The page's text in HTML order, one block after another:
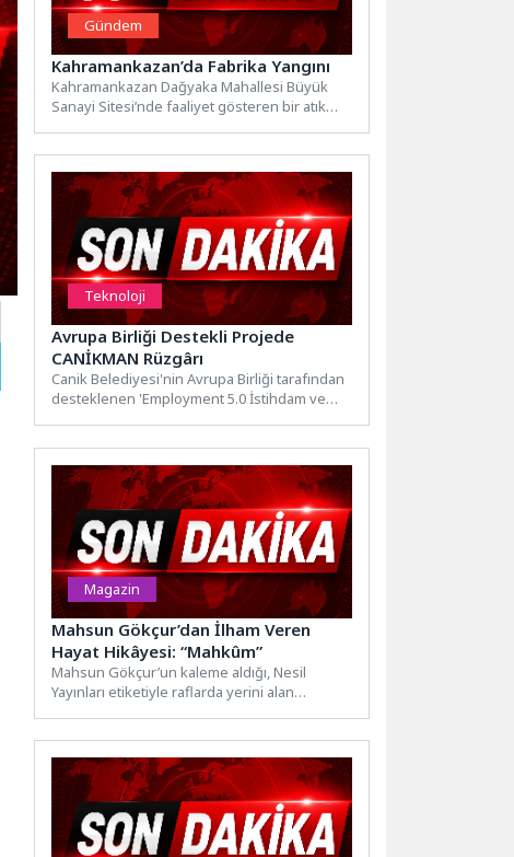
Gündem
Kahramankazan’da Fabrika Yangını
Kahramankazan Dağyaka Mahallesi Büyük
Sanayi Sitesi’nde faaliyet gösteren bir atık
Teknoloji
Avrupa Birliği Destekli Projede
CANİKMAN Rüzgârı
Canik Belediyesi'nin Avrupa Birliği tarafından
desteklenen 'Employment 5.0 İstihdam ve
Magazin
Mahsun Gökçur’dan İlham Veren
Hayat Hikâyesi: “Mahkûm”
Mahsun Gökçur’un kaleme aldığı, Nesil
Yayınları etiketiyle raflarda yerini alan